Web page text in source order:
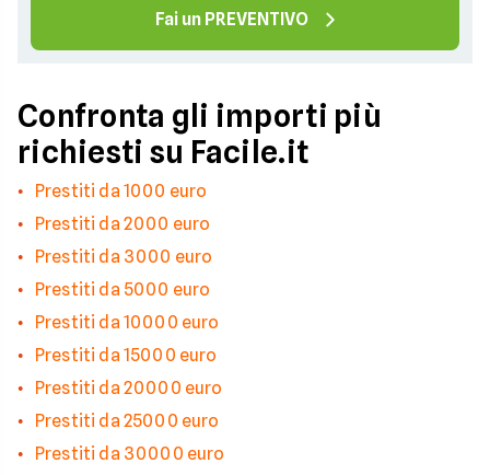
Fai un PREVENTIVO
Confronta gli importi più
richiesti su Facile.it
Prestiti da 1000 euro
Prestiti da 2000 euro
Prestiti da 3000 euro
Prestiti da 5000 euro
Prestiti da 10000 euro
Prestiti da 15000 euro
Prestiti da 20000 euro
Prestiti da 25000 euro
Prestiti da 30000 euro